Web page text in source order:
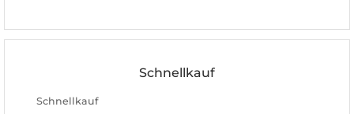
Schnellkauf
Schnellkauf